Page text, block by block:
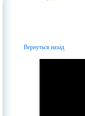
Вернуться назад